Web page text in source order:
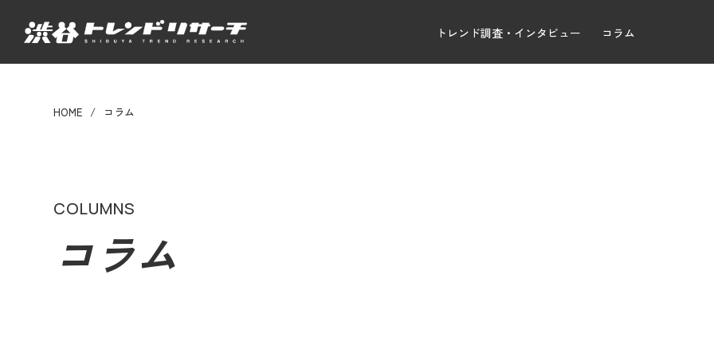
トレンド調査・インタビュー コラム
HOME コラム
COLUMNS
コラム